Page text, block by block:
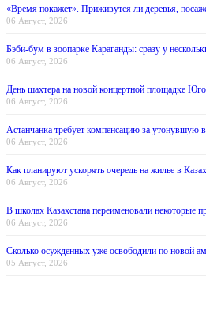
«Время покажет». Приживутся ли деревья,
06 Август, 2026
Бэби-бум в зоопарке Караганды: сразу у
06 Август, 2026
День шахтера на новой концертной площадке
06 Август, 2026
Астанчанка требует компенсацию за утонувшую
06 Август, 2026
Как планируют ускорять очередь на жилье в
06 Август, 2026
В школах Казахстана переименовали некоторые
06 Август, 2026
Сколько осужденных уже освободили по новой
05 Август, 2026